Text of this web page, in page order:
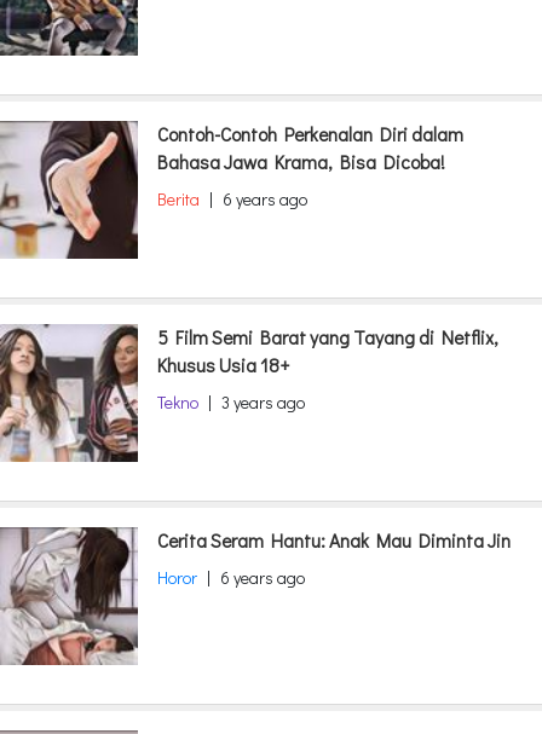
Contoh-Contoh Perkenalan Diri dalam
Bahasa Jawa Krama, Bisa Dicoba!
Berita | 6 years ago
5 Film Semi Barat yang Tayang di Netflix,
Khusus Usia 18+
Tekno | 3 years ago
Cerita Seram Hantu: Anak Mau Diminta Jin
Horor | 6 years ago